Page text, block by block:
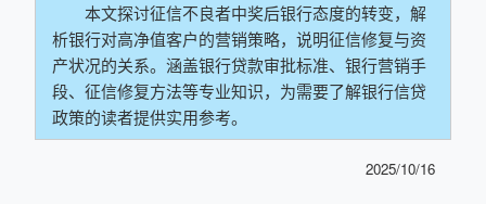
本文探讨征信不良者中奖后银行态度的转变，解
析银行对高净值客户的营销策略，说明征信修复与资
产状况的关系。涵盖银行贷款审批标准、银行营销手
段、征信修复方法等专业知识，为需要了解银行信贷
政策的读者提供实用参考。
2025/10/16